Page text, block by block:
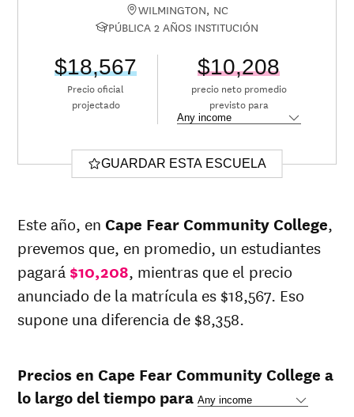
WILMINGTON, NC
PÚBLICA 2 AÑOS INSTITUCIÓN
$18,567
Precio oficial
projectado
$10,208
precio neto promedio
previsto para
GUARDAR ESTA ESCUELA
Este año, en Cape Fear Community College,
prevemos que, en promedio, un estudiantes
pagará $10,208, mientras que el precio
anunciado de la matrícula es $18,567. Eso
supone una diferencia de $8,358.
Precios en Cape Fear Community College a
lo largo del tiempo para